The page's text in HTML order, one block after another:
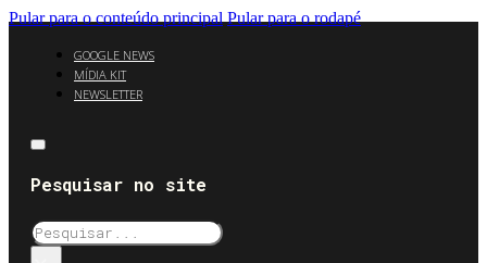
Pular para o conteúdo principal Pular para o rodapé
GOOGLE NEWS
MÍDIA KIT
NEWSLETTER
Pesquisar no site
Pesquisar